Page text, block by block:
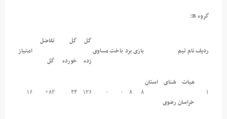
گروه B:
ردیفنام تیم بازیبرد باختمساوی
گل
زده
گل
خورده
تفاضل
گل
امتیاز
هیات شنای استان
خراسان رضوی
۸ ۸ ۱۲۶ ۴۴ ۸۲+ ۱۶